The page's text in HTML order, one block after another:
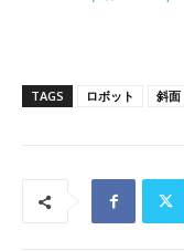
TAGS ロボット 斜面